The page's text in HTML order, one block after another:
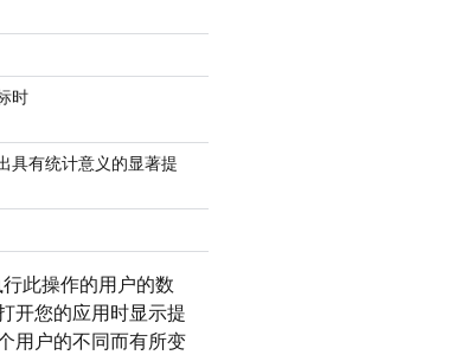
时
具有统计意义的显著提
此操作的用户的数
开您的应用时显示提
用户的不同而有所变